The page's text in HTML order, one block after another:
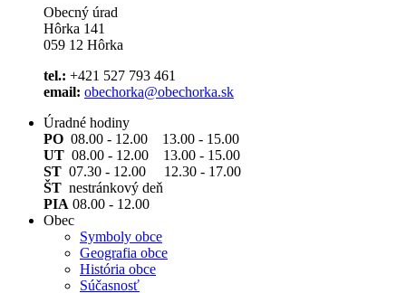
Obecný úrad
Hôrka 141
059 12 Hôrka
tel.: +421 527 793 461
email: obechorka@obechorka.sk
Úradné hodiny
PO 08.00 - 12.00 13.00 - 15.00
UT 08.00 - 12.00 13.00 - 15.00
ST 07.30 - 12.00 12.30 - 17.00
ŠT nestránkový deň
PIA 08.00 - 12.00
Obec
Symboly obce
Geografia obce
História obce
Súčasnosť